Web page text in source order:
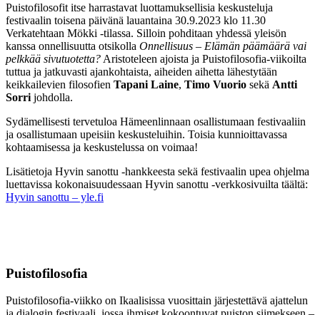
Puistofilosofit itse harrastavat luottamuksellisia keskusteluja
festivaalin toisena päivänä lauantaina 30.9.2023 klo 11.30
Verkatehtaan Mökki -tilassa. Silloin pohditaan yhdessä yleisön
kanssa onnellisuutta otsikolla Onnellisuus – Elämän päämäärä vai
pelkkää sivutuotetta? Aristoteleen ajoista ja Puistofilosofia-viikoilta
tuttua ja jatkuvasti ajankohtaista, aiheiden aihetta lähestytään
keikkailevien filosofien Tapani Laine, Timo Vuorio sekä Antti
Sorri johdolla.
Sydämellisesti tervetuloa Hämeenlinnaan osallistumaan festivaaliin
ja osallistumaan upeisiin keskusteluihin. Toisia kunnioittavassa
kohtaamisessa ja keskustelussa on voimaa!
Lisätietoja Hyvin sanottu -hankkeesta sekä festivaalin upea ohjelma
luettavissa kokonaisuudessaan Hyvin sanottu -verkkosivuilta täältä:
Hyvin sanottu – yle.fi
Puistofilosofia
Puistofilosofia-viikko on Ikaalisissa vuosittain järjestettävä ajattelun